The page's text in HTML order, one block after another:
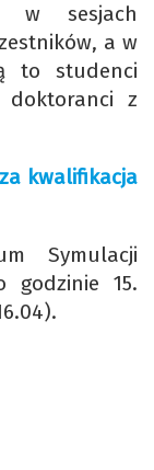
w sesjach
a w
to studenci
doktoranci z
kwalifikacja
Symulacji
godzinie 15.